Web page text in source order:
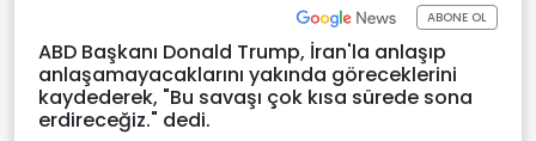
ABONE OL
ABD Başkanı Donald Trump, İran'la anlaşıp
anlaşamayacaklarını yakında göreceklerini
kaydederek, "Bu savaşı çok kısa sürede sona
erdireceğiz." dedi.